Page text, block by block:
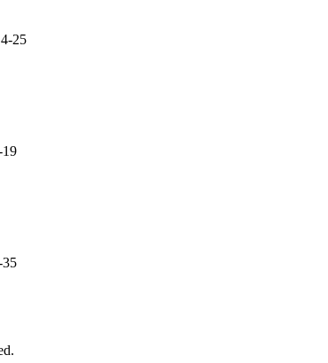
25